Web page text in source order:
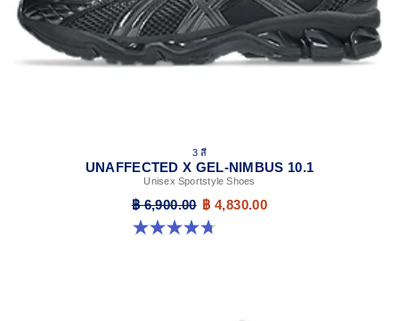
3 สี
UNAFFECTED X GEL-NIMBUS 10.1
Unisex Sportstyle Shoes
฿ 6,900.00 ฿ 4,830.00
4.7 จาก 5 ดาว 15 รีวิว